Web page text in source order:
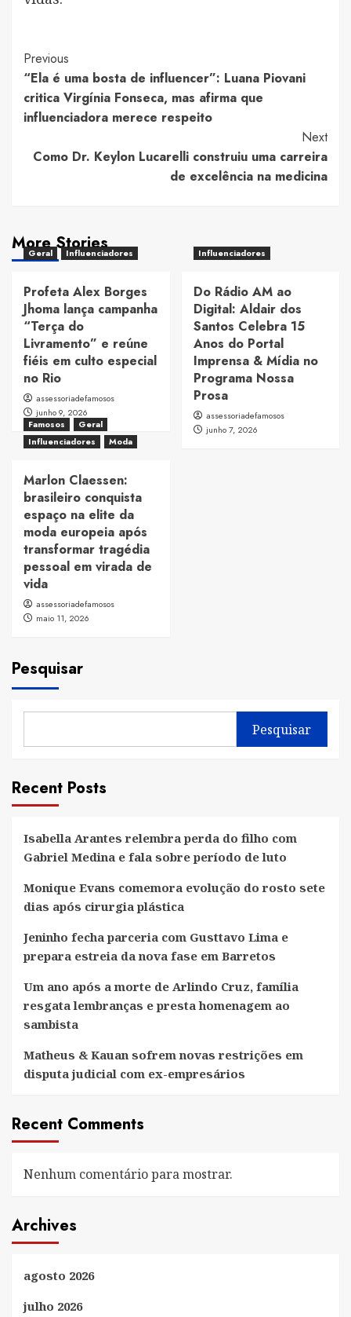
Post
Navigation
Previous
“Ela é uma bosta de influencer”: Luana Piovani
critica Virgínia Fonseca, mas afirma que
influenciadora merece respeito
Next
Como Dr. Keylon Lucarelli construiu uma carreira
de excelência na medicina
More Stories
Geral Influenciadores
Profeta Alex Borges
Jhoma lança campanha
“Terça do
Livramento” e reúne
fiéis em culto especial
no Rio
assessoriadefamosos
junho 9, 2026
Influenciadores
Do Rádio AM ao
Digital: Aldair dos
Santos Celebra 15
Anos do Portal
Imprensa & Mídia no
Programa Nossa
Prosa
assessoriadefamosos
junho 7, 2026
Famosos
Geral
Influenciadores
Moda
Marlon Claessen:
brasileiro conquista
espaço na elite da
moda europeia após
transformar tragédia
pessoal em virada de
vida
assessoriadefamosos
maio 11, 2026
Pesquisar
Pesquisar
Recent Posts
Isabella Arantes relembra perda do filho com
Gabriel Medina e fala sobre período de luto
Monique Evans comemora evolução do rosto sete
dias após cirurgia plástica
Jeninho fecha parceria com Gusttavo Lima e
prepara estreia da nova fase em Barretos
Um ano após a morte de Arlindo Cruz, família
resgata lembranças e presta homenagem ao
sambista
Matheus & Kauan sofrem novas restrições em
disputa judicial com ex-empresários
Recent Comments
Nenhum comentário para mostrar.
Archives
agosto 2026
julho 2026